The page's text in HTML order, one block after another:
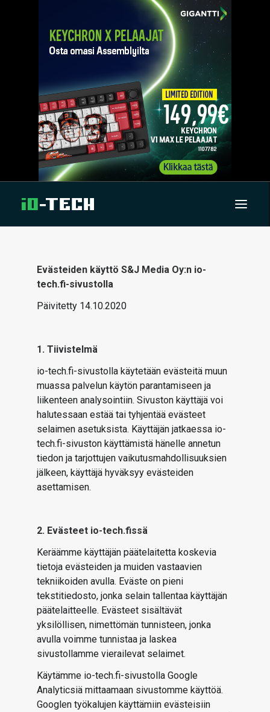
ARTIKKELIT
VIDEOT
HINTA.FI
KAUPPA
VAIHDA TEEMA
Evästeiden käyttö S&J Media Oy:n io-
tech.fi-sivustolla
Päivitetty 14.10.2020
1. Tiivistelmä
io-tech.fi-sivustolla käytetään evästeitä muun
muassa palvelun käytön parantamiseen ja
liikenteen analysointiin. Sivuston käyttäjä voi
halutessaan estää tai tyhjentää evästeet
selaimen asetuksista. Käyttäjän jatkaessa io-
tech.fi-sivuston käyttämistä hänelle annetun
tiedon ja tarjottujen vaikutusmahdollisuuksien
jälkeen, käyttäjä hyväksyy evästeiden
asettamisen.
2. Evästeet io-tech.fissä
Keräämme käyttäjän päätelaitetta koskevia
tietoja evästeiden ja muiden vastaavien
tekniikoiden avulla. Eväste on pieni
tekstitiedosto, jonka selain tallentaa käyttäjän
päätelaitteelle. Evästeet sisältävät
yksilöllisen, nimettömän tunnisteen, jonka
avulla voimme tunnistaa ja laskea
sivustollamme vierailevat selaimet.
Käytämme io-tech.fi-sivustolla Google
Analyticsiä mittaamaan sivustomme käyttöä.
Googlen työkalujen käyttämiin evästeisiin